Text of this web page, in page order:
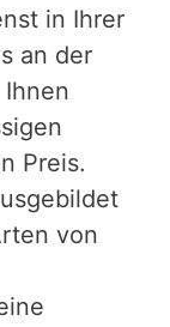
in Ihrer
an der
Preis.
von